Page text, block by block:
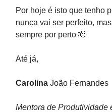
Por hoje é isto que tenho
nunca vai ser perfeito,
sempre por perto 🫡
Até já,
Carolina João Fernandes
Mentora de Produtividade